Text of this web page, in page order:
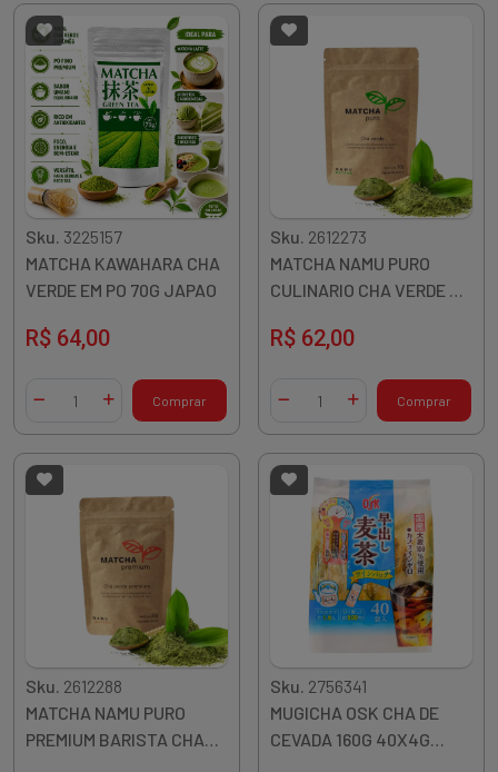
Sku. 3225157
MATCHA KAWAHARA CHA
VERDE EM PO 70G JAPAO
R$ 64,00
Diminuir QuantidadeAdicionar Quantidade
Comprar
Sku. 2612273
MATCHA NAMU PURO
CULINARIO CHA VERDE EM
R$ 62,00
Diminuir QuantidadeAdicionar Quantidade
Comprar
Sku. 2612288
MATCHA NAMU PURO
PREMIUM BARISTA CHA
Sku. 2756341
MUGICHA OSK CHA DE
CEVADA 160G 40X4G